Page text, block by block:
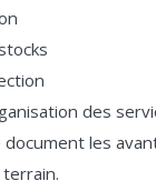
des
les